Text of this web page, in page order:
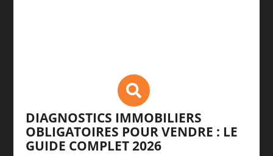
DIAGNOSTICS IMMOBILIERS
OBLIGATOIRES POUR VENDRE : LE
GUIDE COMPLET 2026